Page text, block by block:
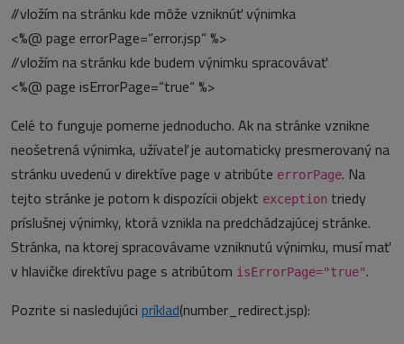
//vložím na stránku kde môže vzniknúť výnimka
<%@ page errorPage=“error.jsp“ %>
//vložím na stránku kde budem výnimku spracovávať
<%@ page isErrorPage=“true“ %>
Celé to funguje pomerne jednoducho. Ak na stránke vznikne
neošetrená výnimka, užívateľ je automaticky presmerovaný na
stránku uvedenú v direktíve page v atribúte errorPage. Na
tejto stránke je potom k dispozícii objekt exception triedy
príslušnej výnimky, ktorá vznikla na predchádzajúcej stránke.
Stránka, na ktorej spracovávame vzniknutú výnimku, musí mať
v hlavičke direktívu page s atribútom isErrorPage="true".
Pozrite si nasledujúci príklad(number_redirect.jsp):